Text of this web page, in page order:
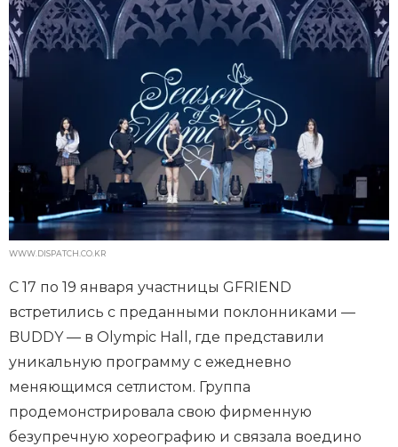
WWW.DISPATCH.CO.KR
С 17 по 19 января участницы GFRIEND
встретились с преданными поклонниками —
BUDDY — в Olympic Hall, где представили
уникальную программу с ежедневно
меняющимся сетлистом. Группа
продемонстрировала свою фирменную
безупречную хореографию и связала воедино